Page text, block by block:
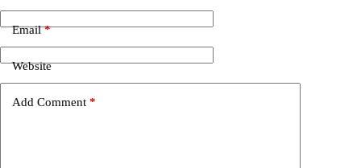
Email*
Website
Add Comment *
t
i